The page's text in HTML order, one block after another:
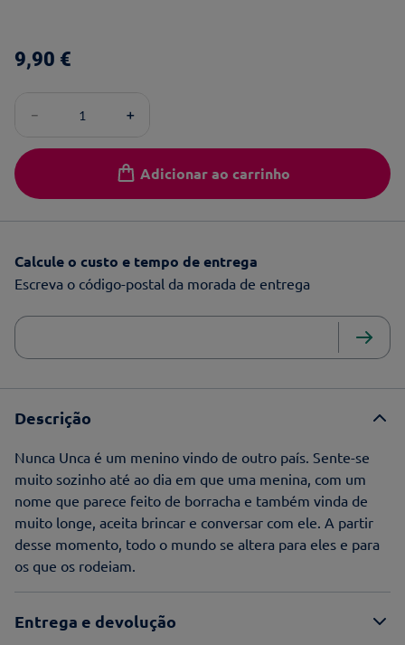
9,90 €
＋
－
Adicionar ao carrinho
Calcule o custo e tempo de entrega
Escreva o código-postal da morada de entrega
Descrição
Nunca Unca é um menino vindo de outro país. Sente-se
muito sozinho até ao dia em que uma menina, com um
nome que parece feito de borracha e também vinda de
muito longe, aceita brincar e conversar com ele. A partir
desse momento, todo o mundo se altera para eles e para
os que os rodeiam.
Entrega e devolução